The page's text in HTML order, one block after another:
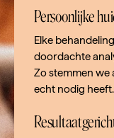
Persoonlijke
Elke
doordachte
Zo stemmen we
echt nodig heeft.